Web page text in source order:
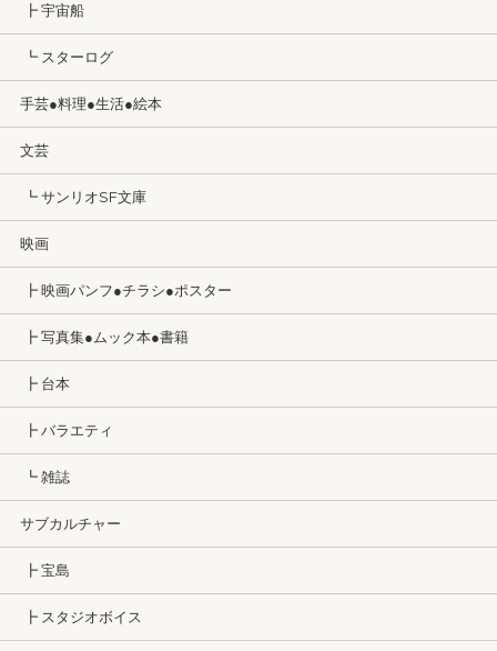
┣ 宇宙船
┗ スターログ
手芸●料理●生活●絵本
文芸
┗ サンリオSF文庫
映画
┣ 映画パンフ●チラシ●ポスター
┣ 写真集●ムック本●書籍
┣ 台本
┣ バラエティ
┗ 雑誌
サブカルチャー
┣ 宝島
┣ スタジオボイス